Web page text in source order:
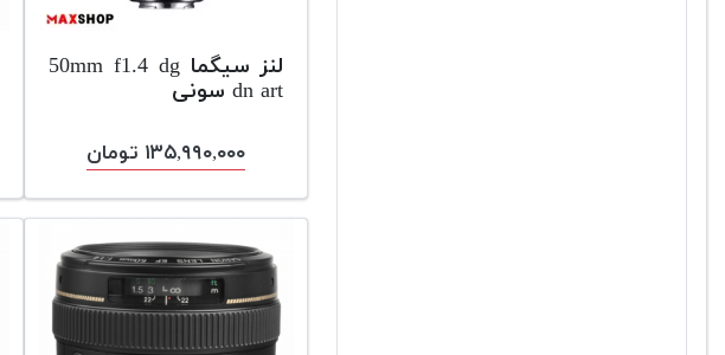
لنز سیگما 50mm f1.4 dg
dn art سونی
۱۳۵,۹۹۰,۰۰۰ تومان